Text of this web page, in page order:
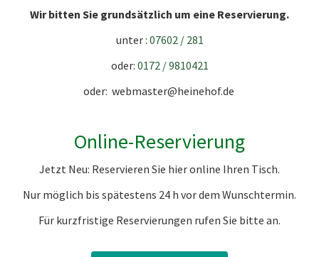
Wir bitten Sie grundsätzlich um eine Reservierung.
unter : 07602 / 281
oder: 0172 / 9810421
oder: webmaster@heinehof.de
Online-Reservierung
Jetzt Neu: Reservieren Sie hier online Ihren Tisch.
Nur möglich bis spätestens 24 h vor dem Wunschtermin.
Für kurzfristige Reservierungen rufen Sie bitte an.